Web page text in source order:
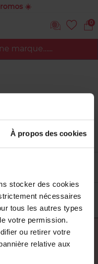
À propos des cookies
stocker des cookies
nécessaires
tous les autres types
votre permission.
ou retirer votre
relative aux
☀️
0
marque…...